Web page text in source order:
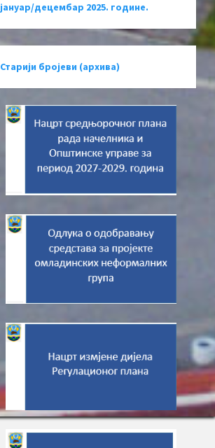
јануар/децембар 2025. године.
Старији бројеви (архива)